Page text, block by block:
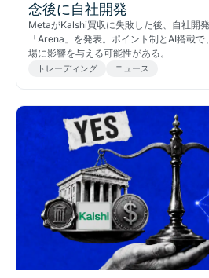
念後に自社開発
MetaがKalshi買収に失敗した後、自社開
「Arena」を発表。ポイント制とAI搭載
場に影響を与える可能性がある。
トレーディング ニュース